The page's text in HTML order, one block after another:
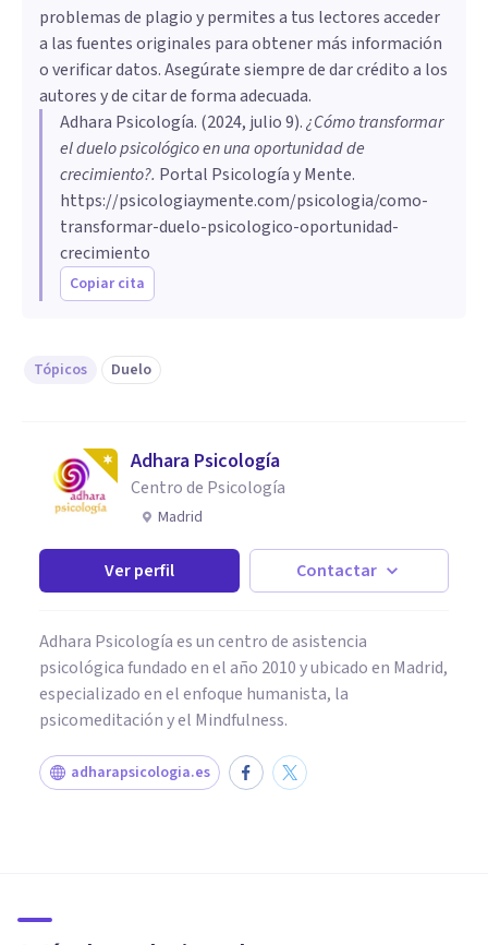
problemas de plagio y permites a tus lectores acceder
a las fuentes originales para obtener más información
o verificar datos. Asegúrate siempre de dar crédito a los
autores y de citar de forma adecuada.
Adhara Psicología. (2024, julio 9).¿Cómo transformar
el duelo psicológico en una oportunidad de
crecimiento?. Portal Psicología y Mente.
https://psicologiaymente.com/psicologia/como-
transformar-duelo-psicologico-oportunidad-
crecimiento
Copiar cita
Tópicos Duelo
Adhara Psicología
Centro de Psicología
Madrid
Ver perfil Contactar
Adhara Psicología es un centro de asistencia
psicológica fundado en el año 2010 y ubicado en Madrid,
especializado en el enfoque humanista, la
psicomeditación y el Mindfulness.
adharapsicologia.es
psicóloga